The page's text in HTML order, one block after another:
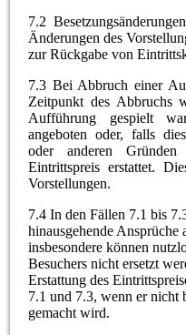
7.2
Änderungen des
zur Rückgabe von
7.3 Bei Abbruch einer
Zeitpunkt des Abbruchs
Aufführung gespielt
angeboten oder, falls
oder anderen
Eintrittspreis erstattet.
Vorstellungen.
7.4 In den Fällen 7.1 bis
hinausgehende Ansprüche
insbesondere können
Besuchers nicht ersetzt
Erstattung des
7.1 und 7.3, wenn er nicht
gemacht wird.